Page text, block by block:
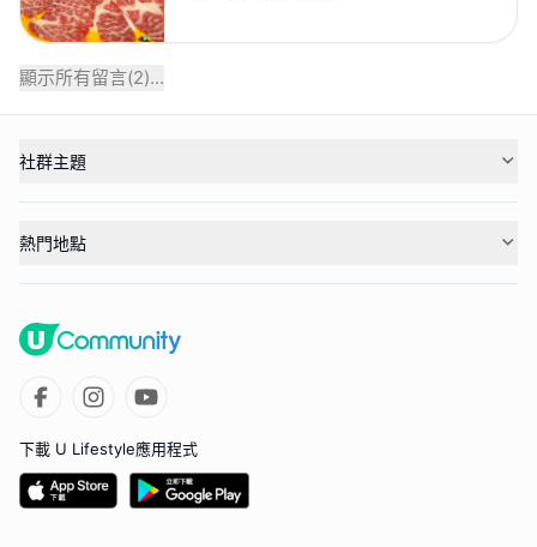
顯示所有留言(2)...
社群主題
熱門地點
下載 U Lifestyle應用程式